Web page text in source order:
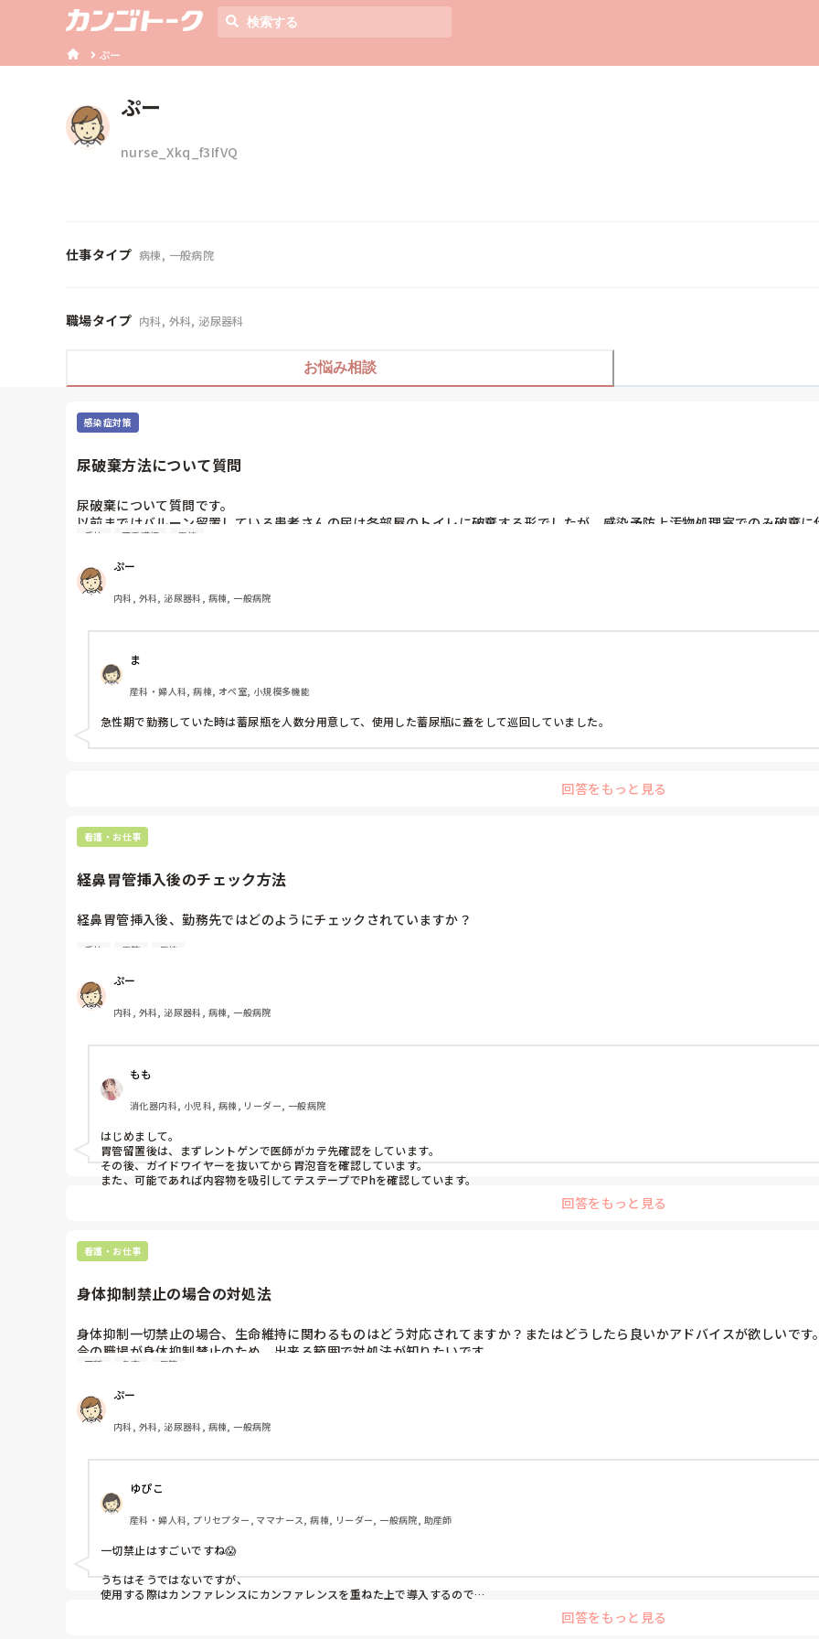
ぷー
ぷー
nurse_Xkq_f3IfVQ
仕事タイプ 病棟, 一般病院
職場タイプ 内科, 外科, 泌尿器科
お悩み相談
感染症対策
尿破棄方法について質問
尿破棄について質問です。
以前まではバルーン留置している患者さんの尿は各部屋のトイレに破棄する形でしたが、感染予防上汚物処理室でのみ破棄
以前の病院では尿破棄用ワゴン下段に蓄尿袋を患者さん分セットしワゴン下段に乗せて破棄していき最後まとめて汚物処理
ます。もちろん汚物見えないようワゴンにカバーする等対策して。
皆さんの病棟ではどのような方法取られてますか？
手技 正看護師 病棟
ぷー
内科, 外科, 泌尿器科, 病棟, 一般病院
ま
産科・婦人科, 病棟, オペ室, 小規模多機能
急性期で勤務していた時は蓄尿瓶を人数分用意して、使用した蓄尿瓶に蓋をして巡回していました。
回答をもっと見る
看護・お仕事
経鼻胃管挿入後のチェック方法
経鼻胃管挿入後、勤務先ではどのようにチェックされていますか？
手技 病院 病棟
ぷー
内科, 外科, 泌尿器科, 病棟, 一般病院
もも
消化器内科, 小児科, 病棟, リーダー, 一般病院
はじめまして。
胃管留置後は、まずレントゲンで医師がカテ先確認をしています。
その後、ガイドワイヤーを抜いてから胃泡音を確認しています。
回答をもっと見る
看護・お仕事
身体抑制禁止の場合の対処法
身体抑制一切禁止の場合、生命維持に関わるものはどう対応されてますか？またはどうしたら良いかアドバイスが欲しいです。
今の職場が身体抑制禁止のため、出来る範囲で対処法が知りたいです。
例えば末梢ルートならタオル等で隠す、投与中は病衣の袖にルートを通す等。末梢ルート、経鼻チューブ、気切カニューレ
応等考えられるものがあれば教えていただきたいです。
不穏 急変 病院
ぷー
内科, 外科, 泌尿器科, 病棟, 一般病院
ゆぴこ
産科・婦人科, プリセプター, ママナース, 病棟, リーダー, 一般病院, 助産師
一切禁止はすごいですね😱
うちはそうではないですが、
使用する際はカンファレンスにカンファレンスを重ねた上で導入するので
極力使わない方針で行こうとする方がうちには多いので若干似てるかもしれないので参考になれば……！
回答をもっと見る